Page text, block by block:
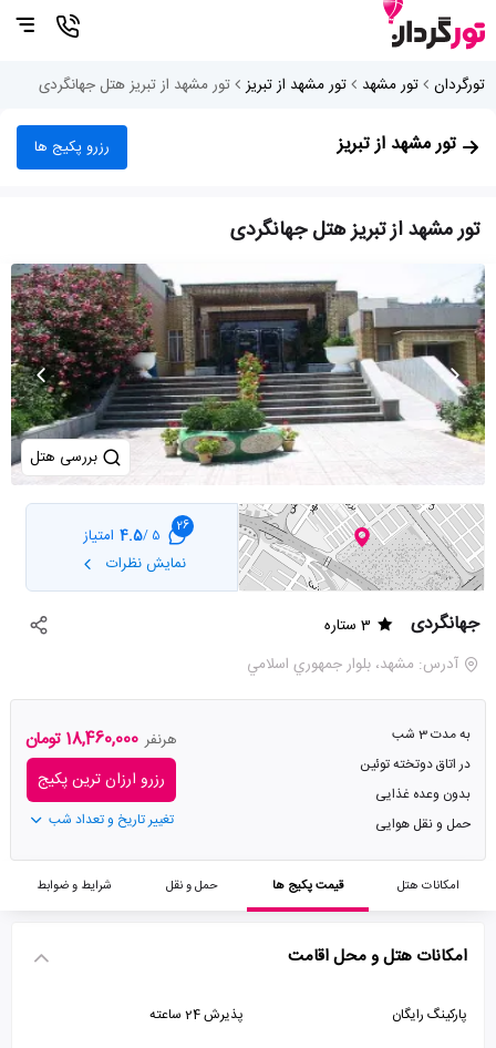
تورگردان تور مشهد تور مشهد از تبریز تور مشهد از تبریز هتل جهانگردی
تور مشهد از تبریز رزرو پکیج ها
تور مشهد از تبریز هتل جهانگردی
بررسی هتل
26
5 /
4.5 امتیاز
نمایش نظرات
جهانگردی
3 ستاره
آدرس: مشهد، بلوار جمهوري اسلامي
به مدت 3 شب
در اتاق دوتخته توئین
بدون وعده غذایی
حمل و نقل هوایی
هرنفر 18,460,000 تومان
رزرو ارزان ترین پکیج
تغییر تاریخ و تعداد شب
امکانات هتل قیمت پکیج ها حمل و نقل شرایط و ضوابط
امکانات هتل و محل اقامت
پارکینگ رایگان پذیرش 24 ساعته